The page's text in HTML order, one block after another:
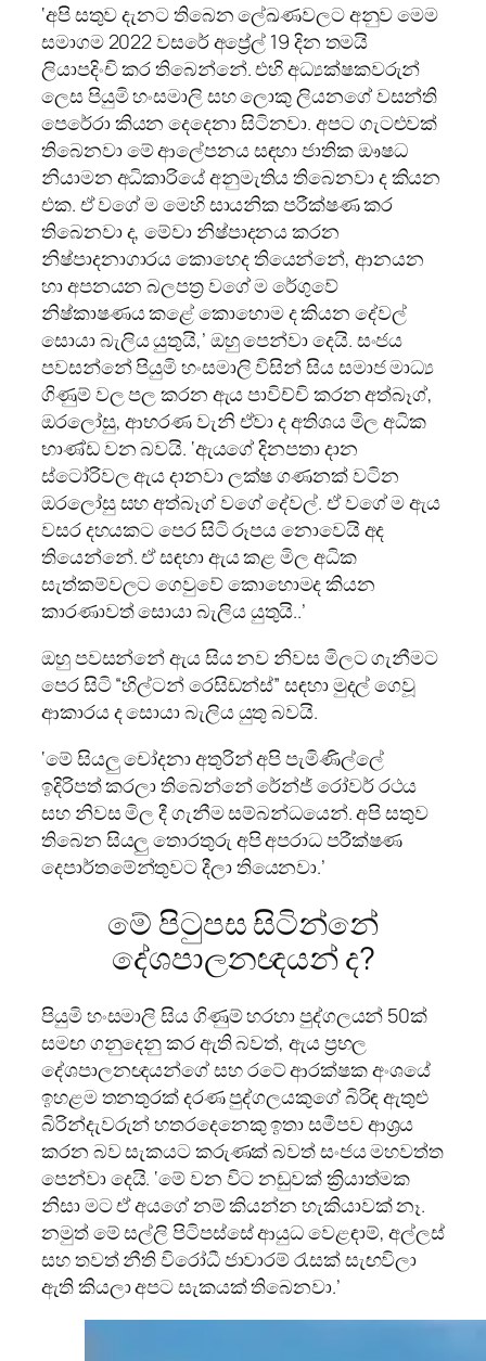
‘අපි සතුව දැනට තිබෙන ලේඛණවලට අනුව මෙම
සමාගම 2022 වසරේ අප්‍රේල් 19 දින තමයි
ලියාපදිංචි කර තිබෙන්නේ. එහි අධ්‍යක්ෂකවරුන්
ලෙස පියුමි හංසමාලි සහ ලොකු ලියනගේ වසන්ති
පෙරේරා කියන දෙදෙනා සිටිනවා. අපට ගැටළුවක්
තිබෙනවා මේ ආලේපනය සඳහා ජාතික ඖෂධ
නියාමන අධිකාරියේ අනුමැතිය තිබෙනවා ද කියන
එක. ඒ වගේ ම මෙහි සායනික පරීක්ෂණ කර
තිබෙනවා ද, මේවා නිෂ්පාදනය කරන
නිෂ්පාදනාගාරය කොහෙද තියෙන්නේ, ආනයන
හා අපනයන බලපත්‍ර වගේ ම රේගුවේ
නිෂ්කාෂණය කළේ කොහොම ද කියන දේවල්
සොයා බැලිය යුතුයි,’ ඔහු පෙන්වා දෙයි. සංජය
පවසන්නේ පියුමි හංසමාලි විසින් සිය සමාජ මාධ්‍ය
ගිණුම් වල පල කරන ඇය පාවිච්චි කරන අත්බෑග්,
ඔරලෝසු, ආභරණ වැනි ඒවා ද අතිශය මිල අධික
භාණ්ඩ වන බවයි. ‘ඇයගේ දිනපතා දාන
ස්ටෝරිවල ඇය දානවා ලක්ෂ ගණනක් වටින
ඔරලෝසු සහ අත්බෑග් වගේ දේවල්. ඒ වගේ ම ඇය
වසර දහයකට පෙර සිටි රූපය නොවෙයි අද
තියෙන්නේ. ඒ සඳහා ඇය කළ මිල අධික
සැත්කම්වලට ගෙවුවේ කොහොමද කියන
කාරණාවත් සොයා බැලිය යුතුයි..’
ඔහු පවසන්නේ ඇය සිය නව නිවස මිලට ගැනීමට
පෙර සිටි “හිල්ටන් රෙසිඩන්ස්” සඳහා මුදල් ගෙවූ
ආකාරය ද සොයා බැලිය යුතු බවයි.
‘මේ සියලු චෝදනා අතුරින් අපි පැමිණිල්ලේ
ඉදිරිපත් කරලා තිබෙන්නේ රේන්ජ් රෝවර් රථය
සහ නිවස මිල දී ගැනීම සම්බන්ධයෙන්. අපි සතුව
තිබෙන සියලු තොරතුරු අපි අපරාධ පරීක්ෂණ
දෙපාර්තමේන්තුවට දීලා තියෙනවා.’
මේ පිටුපස සිටින්නේ
දේශපාලනඥයන් ද?
පියුමි හංසමාලි සිය ගිණුම් හරහා පුද්ගලයන් 50ක්
සමඟ ගනුදෙනු කර ඇති බවත්, ඇය ප්‍රභල
දේශපාලනඥයන්ගේ සහ රටේ ආරක්ෂක අංශයේ
ඉහළම තනතුරක් දරණ පුද්ගලයකුගේ බිරිඳ ඇතුළු
බිරින්දැවරුන් හතරදෙනෙකු ඉතා සමීපව ආශ්‍රය
කරන බව සැකයට කරුණක් බවත් සංජය මහවත්ත
පෙන්වා දෙයි. ‘මේ වන විට නඩුවක් ක්‍රියාත්මක
නිසා මට ඒ අයගේ නම් කියන්න හැකියාවක් නෑ.
නමුත් මේ සල්ලි පිටිපස්සේ ආයුධ වෙළඳාම්, අල්ලස්
සහ තවත් නීති විරෝධී ජාවාරම් රැසක් සැඟවිලා
ඇති කියලා අපට සැකයක් තිබෙනවා.’